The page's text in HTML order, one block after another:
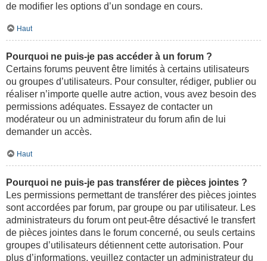
de modifier les options d’un sondage en cours.
Haut
Pourquoi ne puis-je pas accéder à un forum ?
Certains forums peuvent être limités à certains utilisateurs
ou groupes d’utilisateurs. Pour consulter, rédiger, publier ou
réaliser n’importe quelle autre action, vous avez besoin des
permissions adéquates. Essayez de contacter un
modérateur ou un administrateur du forum afin de lui
demander un accès.
Haut
Pourquoi ne puis-je pas transférer de pièces jointes ?
Les permissions permettant de transférer des pièces jointes
sont accordées par forum, par groupe ou par utilisateur. Les
administrateurs du forum ont peut-être désactivé le transfert
de pièces jointes dans le forum concerné, ou seuls certains
groupes d’utilisateurs détiennent cette autorisation. Pour
plus d’informations, veuillez contacter un administrateur du